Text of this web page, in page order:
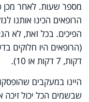
מספר שעות. לאחר מכן
הרופאים הכינו אותנו
הפיכים. בכל זאת, לא
דקות, 7 דקות או 10).
היינו במעקבים
שבשמים הכל יכול זיכה